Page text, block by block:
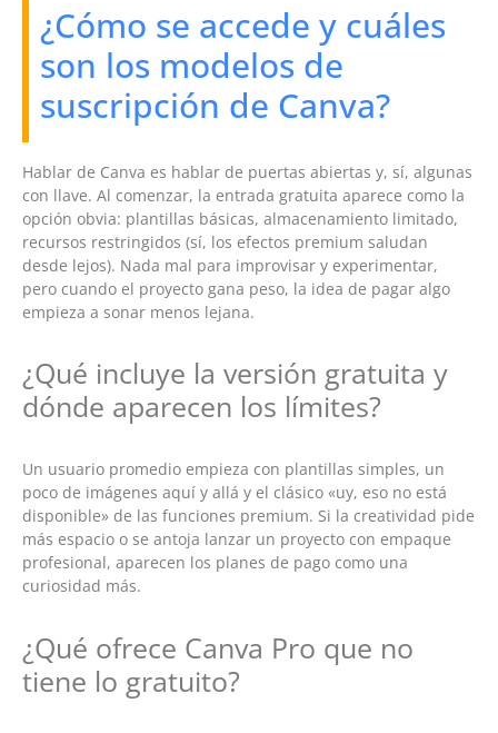
¿Cómo se accede y cuáles
son los modelos de
suscripción de Canva?
Hablar de Canva es hablar de puertas abiertas y, sí, algunas
con llave. Al comenzar, la entrada gratuita aparece como la
opción obvia: plantillas básicas, almacenamiento limitado,
recursos restringidos (sí, los efectos premium saludan
desde lejos). Nada mal para improvisar y experimentar,
pero cuando el proyecto gana peso, la idea de pagar algo
empieza a sonar menos lejana.
¿Qué incluye la versión gratuita y
dónde aparecen los límites?
Un usuario promedio empieza con plantillas simples, un
poco de imágenes aquí y allá y el clásico «uy, eso no está
disponible» de las funciones premium. Si la creatividad pide
más espacio o se antoja lanzar un proyecto con empaque
profesional, aparecen los planes de pago como una
curiosidad más.
¿Qué ofrece Canva Pro que no
tiene lo gratuito?